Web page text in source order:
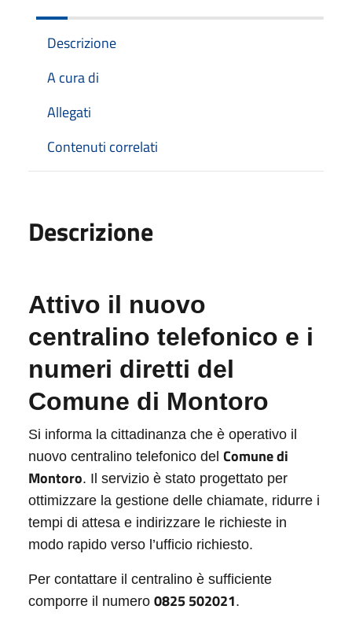
Descrizione
A cura di
Allegati
Contenuti correlati
Descrizione
Attivo il nuovo
centralino telefonico e i
numeri diretti del
Comune di Montoro
Si informa la cittadinanza che è operativo il
nuovo centralino telefonico del Comune di
Montoro. Il servizio è stato progettato per
ottimizzare la gestione delle chiamate, ridurre i
tempi di attesa e indirizzare le richieste in
modo rapido verso l’ufficio richiesto.
Per contattare il centralino è sufficiente
comporre il numero 0825 502021.